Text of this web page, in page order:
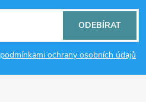
podmínkami ochrany osobních údajů
ODEBÍRAT